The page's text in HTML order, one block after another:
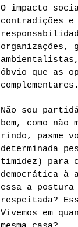
O impacto
contradições e
organizações,
óbvio que as
complementares.
Não sou
bem, como
rindo, pasme
determinada
timidez) para
democrática à
essa a
respeitada?
Vivemos em